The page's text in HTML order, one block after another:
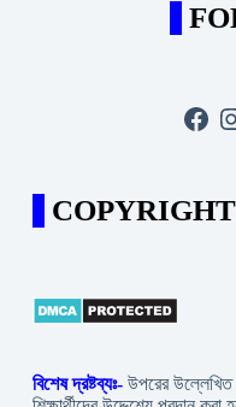
COPYRIGHT
বিশেষ দ্রষ্টব্যঃ- উপরের উল্লেখিত